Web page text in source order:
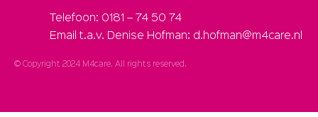
Telefoon: 0181 – 74 50 74
Email t.a.v. Denise Hofman: d.hofman@m4care.nl
© Copyright 2024 M4care. All rights reserved.